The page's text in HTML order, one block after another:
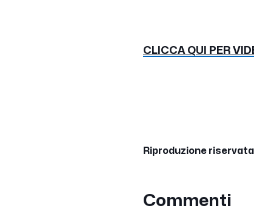
CLICCA QUI PER
Riproduzione riservata
Commenti